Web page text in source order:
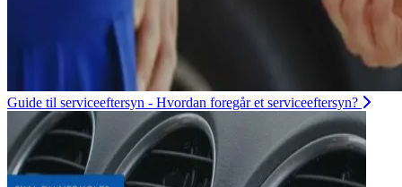
Guide til serviceeftersyn - Hvordan foregår et serviceeftersyn?